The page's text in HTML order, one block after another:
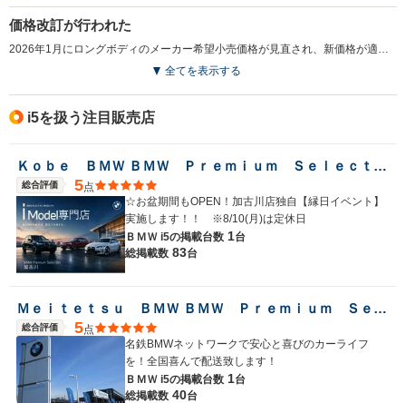
価格改訂が行われた
2026年1月にロングボディのメーカー希望小売価格が見直され、新価格が適用された。（2026.1）
全てを表示する
i5を扱う注目販売店
Ｋｏｂｅ ＢＭＷ ＢＭＷ Ｐｒｅｍｉｕｍ Ｓｅｌｅｃｔｉｏｎ 加古川
総合評価 5点
☆お盆期間もOPEN！加古川店独自【縁日イベント】
実施します！！ ※8/10(月)は定休日
ＢＭＷ i5の掲載台数 1台
総掲載数 83台
Ｍｅｉｔｅｔｓｕ ＢＭＷ ＢＭＷ Ｐｒｅｍｉｕｍ Ｓｅｌｅｃｔｉｏｎ 岐阜
総合評価 5点
名鉄BMWネットワークで安心と喜びのカーライフ
を！全国喜んで配送致します！
ＢＭＷ i5の掲載台数 1台
総掲載数 40台